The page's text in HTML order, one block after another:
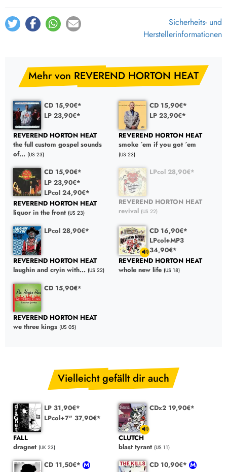
Sicherheits- und
Herstellerinformationen
Mehr von REVEREND HORTON HEAT
CD 15,90€*
LP 23,90€*
REVEREND HORTON HEAT
the full custom gospel sounds
of... (US 23)
CD 15,90€*
LP 23,90€*
REVEREND HORTON HEAT
smoke ´em if you got ´em
(US 23)
CD 15,90€*
LP 23,90€*
LPcol 24,90€*
REVEREND HORTON HEAT
liquor in the front (US 23)
LPcol 28,90€*
REVEREND HORTON HEAT
revival (US 22)
LPcol 28,90€*
REVEREND HORTON HEAT
laughin and cryin with... (US 22)
CD 16,90€*
LPcol+MP3
34,90€*
REVEREND HORTON HEAT
whole new life (US 18)
CD 15,90€*
REVEREND HORTON HEAT
we three kings (US 05)
Vielleicht gefällt dir auch
LP 31,90€*
LPcol+7" 37,90€*
FALL
dragnet (UK 23)
CDx2 19,90€*
CLUTCH
blast tyrant (US 11)
CD 11,50€* CD 10,90€*